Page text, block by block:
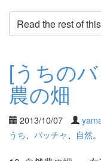
Read the rest of
[うちの
農の畑
2013/10/07
うち
バッチャ 自然。